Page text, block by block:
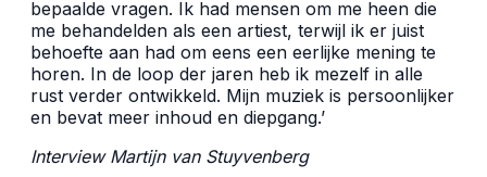
bepaalde vragen. Ik had mensen om me heen die
me behandelden als een artiest, terwijl ik er juist
behoefte aan had om eens een eerlijke mening te
horen. In de loop der jaren heb ik mezelf in alle
rust verder ontwikkeld. Mijn muziek is persoonlijker
en bevat meer inhoud en diepgang.’
Interview Martijn van Stuyvenberg